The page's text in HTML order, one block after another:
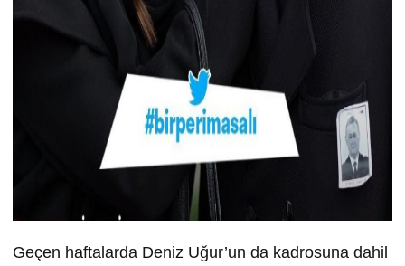
Geçen haftalarda Deniz Uğur’un da kadrosuna dahil